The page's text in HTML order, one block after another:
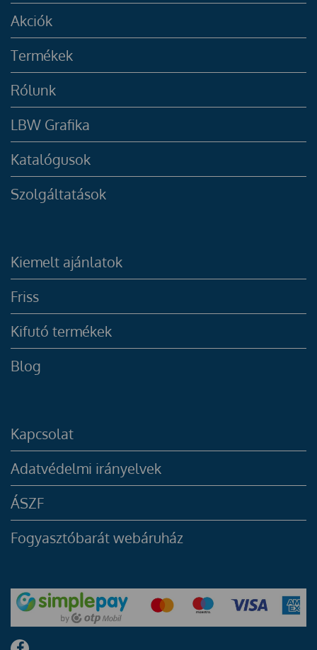
Akciók
Termékek
Rólunk
LBW Grafika
Katalógusok
Szolgáltatások
Kiemelt ajánlatok
Friss
Kifutó termékek
Blog
Kapcsolat
Adatvédelmi irányelvek
ÁSZF
Fogyasztóbarát webáruház